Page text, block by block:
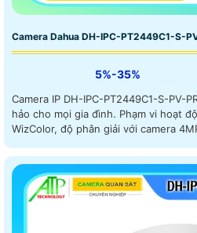
Camera Dahua DH-IPC-PT2449C1-S-
5%-35%
Camera IP DH-IPC-PT2449C1-S-PV-
hảo cho mọi gia đình. Phạm vi hoạt
WizColor, độ phân giải với camera